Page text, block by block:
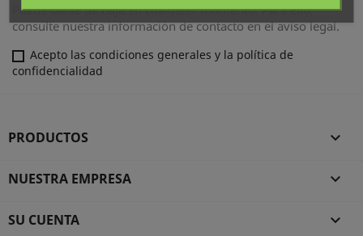
Puede darse de baja en cualquier momento. Para ello,
consulte nuestra información de contacto en el aviso legal.
Acepto las condiciones generales y la política de
confidencialidad
PRODUCTOS 
NUESTRA EMPRESA 
SU CUENTA 